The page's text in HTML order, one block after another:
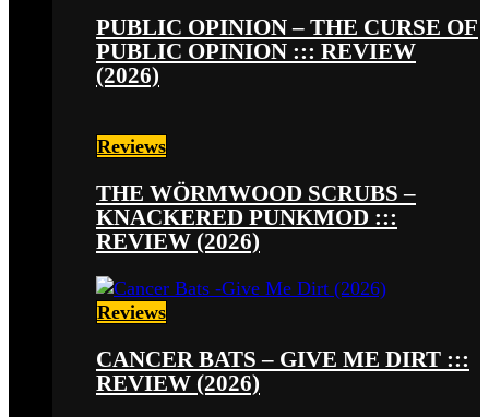
PUBLIC OPINION – THE CURSE OF
PUBLIC OPINION ::: REVIEW
(2026)
Reviews
THE WÖRMWOOD SCRUBS –
KNACKERED PUNKMOD :::
REVIEW (2026)
Reviews
CANCER BATS – GIVE ME DIRT :::
REVIEW (2026)